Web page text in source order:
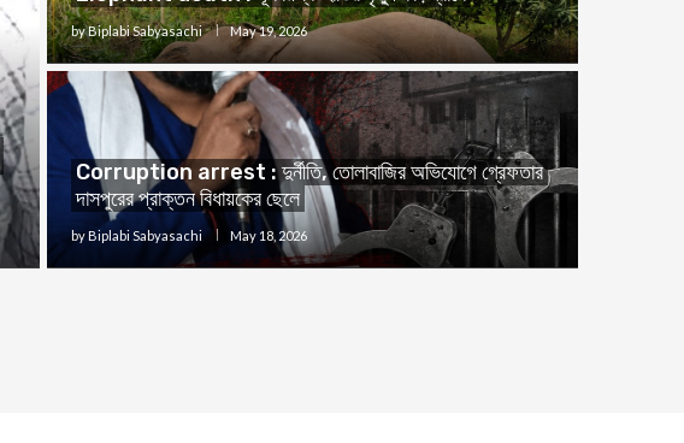
byBiplabi Sabyasachi May 19, 2026
Corruption arrest : দুর্নীতি, তোলাবাজির অভিযোগে গ্রেফতার
দাসপুরের প্রাক্তন বিধায়কের ছেলে
byBiplabi Sabyasachi May 18, 2026